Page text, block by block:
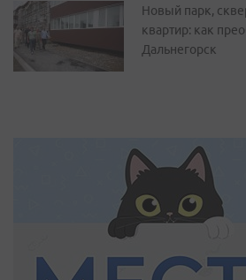
Новый парк,
квартир: как
Дальнегорск